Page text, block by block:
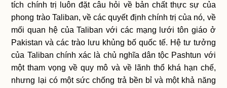
tích chính trị luôn đặt câu hỏi về bản chất thực sự của
phong trào Taliban, về các quyết định chính trị của nó, về
mối quan hệ của Taliban với các mạng lưới tôn giáo ở
Pakistan và các trào lưu khủng bố quốc tế. Hệ tư tưởng
của Taliban chính xác là chủ nghĩa dân tộc Pashtun với
một tham vọng về quy mô và về lãnh thổ khá hạn chế,
nhưng lại có một sức chống trả bền bỉ và một khả năng